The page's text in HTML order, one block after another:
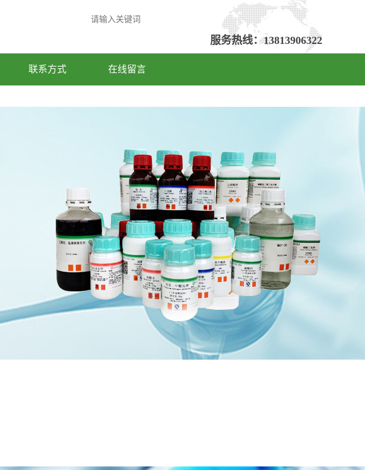
服务热线：13813906322
联系方式 在线留言